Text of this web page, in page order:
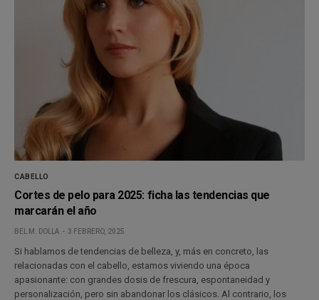
CABELLO
Cortes de pelo para 2025: ficha las tendencias que
marcarán el año
BEL M. DOLLA 3 FEBRERO, 2025
Si hablamos de tendencias de belleza, y, más en concreto, las
relacionadas con el cabello, estamos viviendo una época
apasionante: con grandes dosis de frescura, espontaneidad y
personalización, pero sin abandonar los clásicos. Al contrario, los